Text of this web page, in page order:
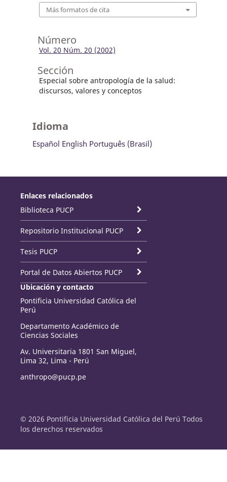
Más formatos de cita
Número
Vol. 20 Núm. 20 (2002)
Sección
Especial sobre antropología de la salud:
discursos, valores y conceptos
Idioma
Español English Português (Brasil)
Enlaces relacionados
Biblioteca PUCP
Repositorio Institucional PUCP
Tesis PUCP
Portal de Datos Abiertos PUCP
Ubicación y contacto
Pontificia Universidad Católica del
Perú
Departamento Académico de
Ciencias Sociales
Av. Universitaria 1801 San Miguel,
Lima 32, Lima - Perú
anthropo@pucp.pe
© 2026 Pontificia Universidad Católica del Perú Todos
los derechos reservados